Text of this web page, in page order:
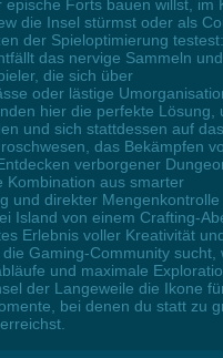
epische Forts bauen willst, im
die Insel stürmst oder als
der Spieloptimierung
das nervige Sammeln
die sich über
oder lästige
hier die perfekte Lösung,
und sich stattdessen auf das
das Bekämpfen
verborgener
Kombination aus smarter
und direkter Mengenkontrolle
Island von einem Crafting-
Erlebnis voller Kreativität
Gaming-Community sucht,
und maximale
der Langeweile die Ikone
bei denen du statt zu